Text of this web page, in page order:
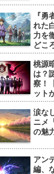
『勇
れた
力を
どこ
桃源
は？
察！
ット
涙な
ニメ
の魅
アン
編、